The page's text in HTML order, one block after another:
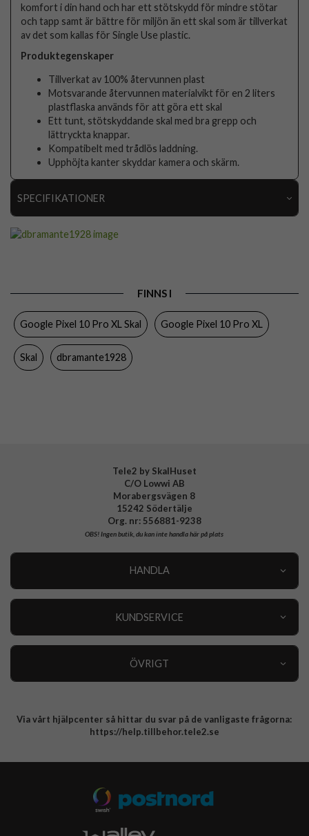
komfort i din hand och har ett stötskydd för mindre stötar
och tapp samt är bättre för miljön än ett skal som är tillverkat
av det som kallas för Single Use plastic.
Produktegenskaper
Tillverkat av 100% återvunnen plast
Motsvarande återvunnen materialvikt för en 2 liters
plastflaska används för att göra ett skal
Ett tunt, stötskyddande skal med bra grepp och
lättryckta knappar.
Kompatibelt med trådlös laddning.
Upphöjta kanter skyddar kamera och skärm.
SPECIFIKATIONER
Trådlös laddning-kompatibel
Färg Svart
Material Mjukplast (TPU), Återvunnen plast
Varumärke
FINNS I
Google Pixel 10 Pro XL Skal Google Pixel 10 Pro XL
Skal dbramante1928
Tele2 by SkalHuset
C/O Lowwi AB
Morabergsvägen 8
15242 Södertälje
Org. nr: 556881-9238
OBS!Ingen butik, du kan inte handla här på plats
HANDLA
KUNDSERVICE
ÖVRIGT
Integritetspolicy
Via vårt hjälpcenter så hittar du svar på de vanligaste frågorna:
https://help.tillbehor.tele2.se